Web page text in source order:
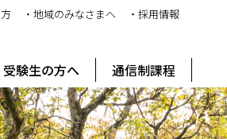
・地域のみなさまへ
・採用情報
受験生の方へ 通信制課程